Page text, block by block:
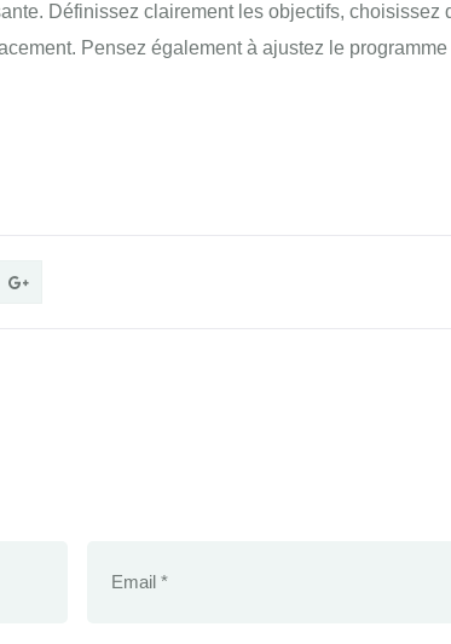
Définissez clairement les objectifs, choisissez
Pensez également à ajustez le programme